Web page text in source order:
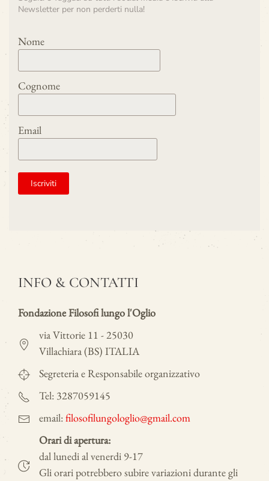
Newsletter per non perderti nulla!
Nome
Cognome
Email
INFO & CONTATTI
Fondazione Filosofi lungo l'Oglio
via Vittorie 11 - 25030
Villachiara (BS) ITALIA
Segreteria e Responsabile organizzativo
Tel: 3287059145
email:filosofilungologlio@gmail.com
Orari di apertura:
dal lunedi al venerdi 9-17
Gli orari potrebbero subire variazioni durante gli